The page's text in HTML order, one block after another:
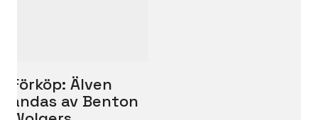
Förköp: Älven
andas av Benton